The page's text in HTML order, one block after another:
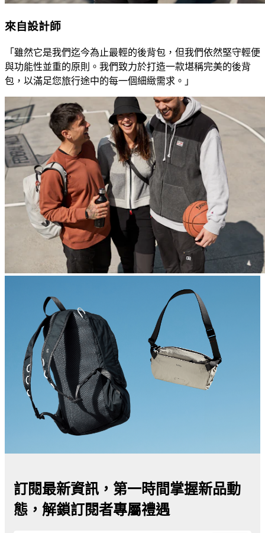
來自設計師
「雖然它是我們迄今為止最輕的後背包，但我們依然堅守輕便
與功能性並重的原則。我們致力於打造一款堪稱完美的後背
包，以滿足您旅行途中的每一個細緻需求。」
訂閱最新資訊，第一時間掌握新品動
態，解鎖訂閱者專屬禮遇